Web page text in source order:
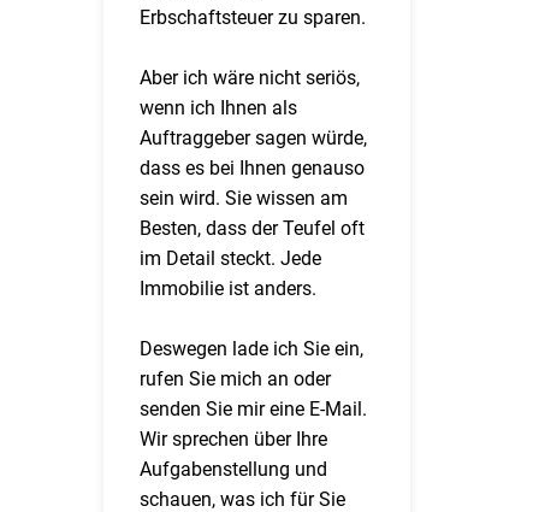
Erbschaftsteuer zu sparen.
Aber ich wäre nicht seriös,
wenn ich Ihnen als
Auftraggeber sagen würde,
dass es bei Ihnen genauso
sein wird. Sie wissen am
Besten, dass der Teufel oft
im Detail steckt. Jede
Immobilie ist anders.
Deswegen lade ich Sie ein,
rufen Sie mich an oder
senden Sie mir eine E-Mail.
Wir sprechen über Ihre
Aufgabenstellung und
schauen, was ich für Sie